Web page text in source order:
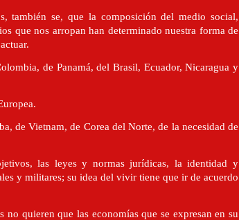
también se, que la composición del medio social,
que nos arropan han determinado nuestra forma de
de Panamá, del Brasil, Ecuador, Nicaragua y
de Vietnam, de Corea del Norte, de la necesidad de
las leyes y normas jurídicas, la identidad y
y militares; su idea del vivir tiene que ir de acuerdo
quieren que las economías que se expresan en su